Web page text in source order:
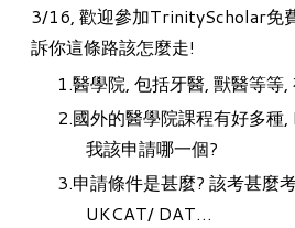
3/16, 歡迎參加TrinityScholar免
訴你這條路該怎麼走!
醫學院, 包括牙醫, 獸醫等等,
國外的醫學院課程有好多種
我該申請哪一個?
申請條件是甚麼? 該考甚
UKCAT/ DAT…